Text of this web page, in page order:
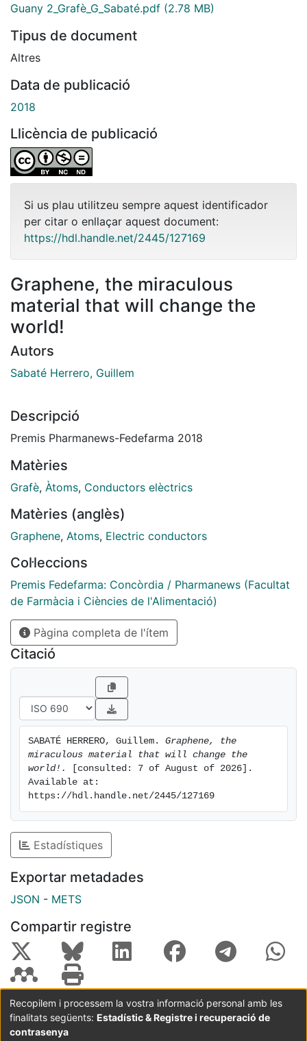
Guany 2_Grafè_G_Sabaté.pdf (2.78 MB)
Tipus de document
Altres
Data de publicació
2018
Llicència de publicació
Si us plau utilitzeu sempre aquest identificador
per citar o enllaçar aquest document:
https://hdl.handle.net/2445/127169
Graphene, the miraculous
material that will change the
world!
Autors
Sabaté Herrero, Guillem
Descripció
Premis Pharmanews-Fedefarma 2018
Matèries
Grafè, Àtoms, Conductors elèctrics
Matèries (anglès)
Graphene, Atoms, Electric conductors
Col·leccions
Premis Fedefarma: Concòrdia / Pharmanews (Facultat
de Farmàcia i Ciències de l'Alimentació)
Pàgina completa de l'ítem
Citació
SABATÉ HERRERO, Guillem. Graphene, the
miraculous material that will change the
world!.
[consulted: 7 of August of 2026].
Available at:
https://hdl.handle.net/2445/127169
Estadístiques
Exportar metadades
JSON - METS
Compartir registre
Coordinació:CRAI UB Avís legal
Metadades
subjectes a:
Recopilem i processem la vostra informació personal amb les
finalitats següents: Estadístic & Registre i recuperació de
contrasenya